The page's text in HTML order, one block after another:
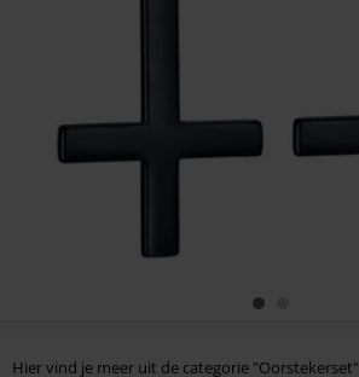
Hier vind je meer uit de categorie "Oorstekerset"